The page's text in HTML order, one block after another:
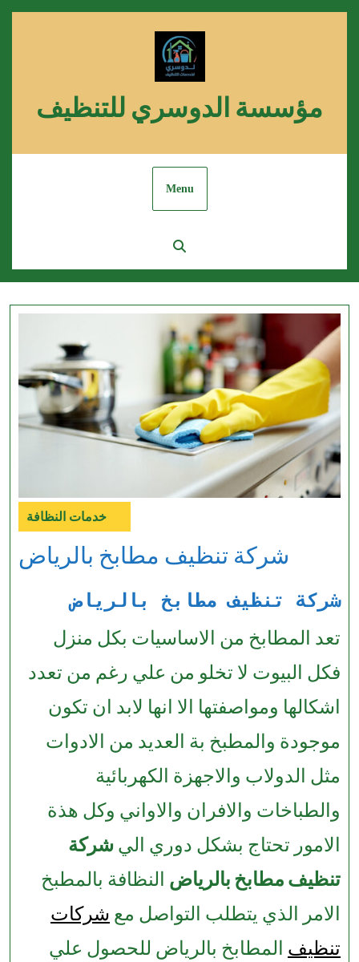
مؤسسة الدوسري للتنظيف
Menu
خدمات النظافة
Category
شركة تنظيف مطابخ بالرياض
شركة تنظيف مطابخ بالرياض
تعد المطابخ من الاساسيات بكل منزل
فكل البيوت لا تخلو من علي رغم من تعدد
اشكالها ومواصفتها الا انها لابد ان تكون
موجودة والمطبخ بة العديد من الادوات
مثل الدولاب والاجهزة الكهربائية
والطباخات والافران والاواني وكل هذة
الامور تحتاج بشكل دوري اليشركة
تنظيف مطابخ بالرياض النظافة بالمطبخ
الامر الذي يتطلب التواصل مع شركات
تنظيف المطابخ بالرياض للحصول علي